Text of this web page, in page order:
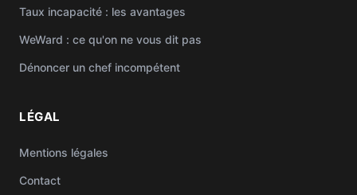
Taux incapacité : les avantages
WeWard : ce qu'on ne vous dit pas
Dénoncer un chef incompétent
LÉGAL
Mentions légales
Contact